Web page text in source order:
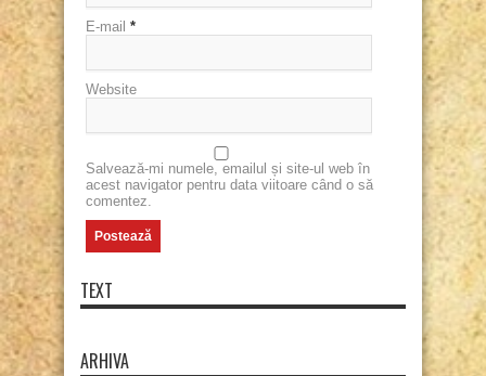
E-mail *
Website
Salvează-mi numele, emailul și site-ul web în
acest navigator pentru data viitoare când o să
comentez.
TEXT
ARHIVA